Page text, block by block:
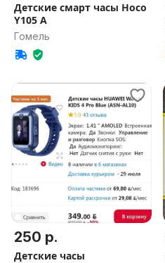
Детские смарт часы Hoco
Y105 A
Гомель
250 р.
Детские часы